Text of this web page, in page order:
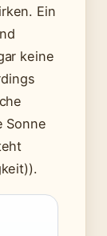
Ein
keine
Sonne